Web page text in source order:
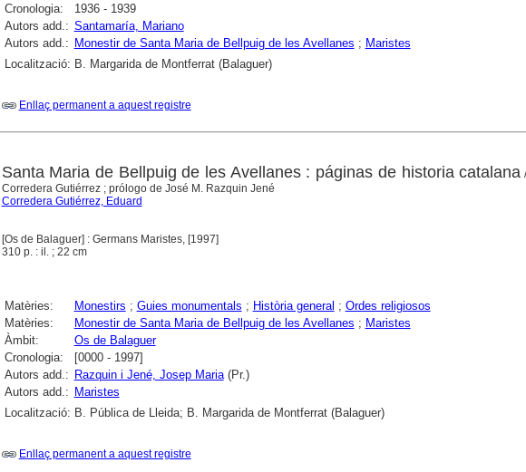
Cronologia:
1936 - 1939
Autors add.: Santamaría, Mariano
Autors add.: Monestir de Santa Maria de Bellpuig de les Avellanes ; Maristes
Localització: B. Margarida de Montferrat (Balaguer)
Enllaç permanent a aquest registre
Santa Maria de Bellpuig de les Avellanes : páginas de historia catalana
Corredera Gutiérrez ; prólogo de José M. Razquin Jené
Corredera Gutiérrez, Eduard
[Os de Balaguer] : Germans Maristes, [1997]
310 p. : il. ; 22 cm
Matèries: Monestirs ; Guies monumentals ; Història general ; Ordes religiosos
Matèries:
Monestir de Santa Maria de Bellpuig de les Avellanes ; Maristes
Àmbit:
Os de Balaguer
Cronologia:
[0000 - 1997]
Autors add.: Razquin i Jené, Josep Maria(Pr.)
Autors add.: Maristes
Localització: B. Pública de Lleida; B. Margarida de Montferrat (Balaguer)
Enllaç permanent a aquest registre